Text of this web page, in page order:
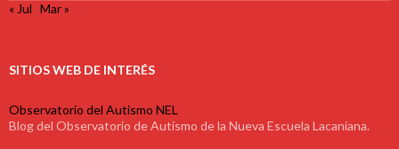
« Jul Mar »
SITIOS WEB DE INTERÉS
Observatorio del Autismo NEL
Blog del Observatorio de Autismo de la Nueva Escuela Lacaniana.